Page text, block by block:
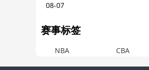
08-07
赛事标签
NBA CBA